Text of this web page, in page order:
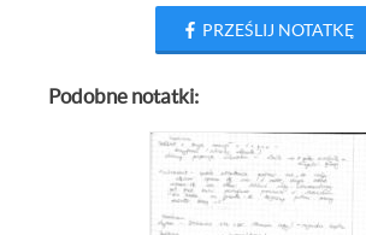
PRZEŚLIJ NOTATKĘ
Podobne notatki: